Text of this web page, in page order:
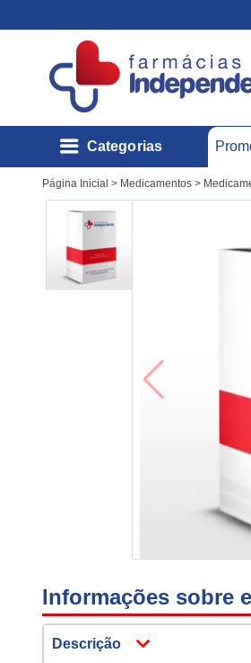
Categorias
Página Inicial > Medicamentos >
Informações sobre
Descrição